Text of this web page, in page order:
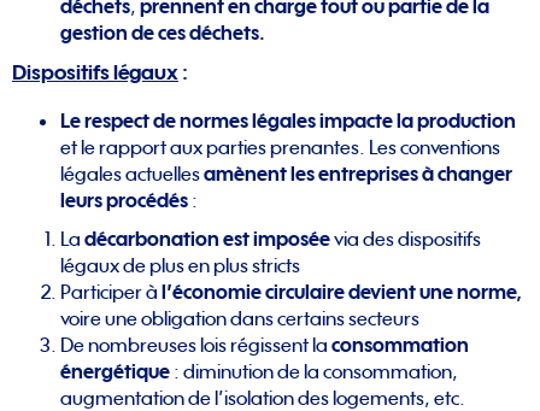
déchets, prennent en charge tout ou partie de la
gestion de ces déchets.
Dispositifs légaux:
Le respect de normes légales impacte la production
et le rapport aux parties prenantes. Les conventions
légales actuellesamènent les entreprises à changer
leurs procédés :
La décarbonation est imposéevia des dispositifs
légaux de plus en plus stricts
Participer à l’économie circulaire devient une norme,
voire une obligation dans certains secteurs
De nombreuses lois régissent la consommation
énergétique : diminution de la consommation,
augmentation de l’isolation des logements, etc.